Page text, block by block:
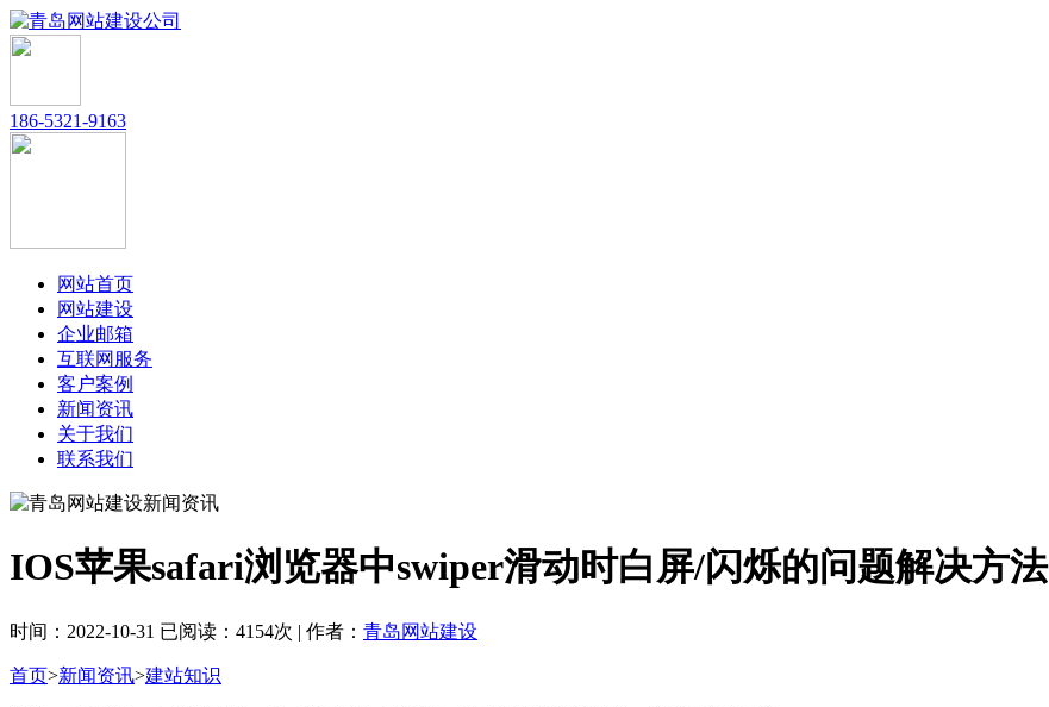
186-5321-9163
网站首页
网站建设
企业邮箱
互联网服务
客户案例
新闻资讯
关于我们
联系我们
IOS苹果safari浏览器中swiper滑动时白屏/闪烁的问题解决方法
时间：2022-10-31 已阅读：4154次 | 作者： 青岛网站建设
首页>新闻资讯>建站知识